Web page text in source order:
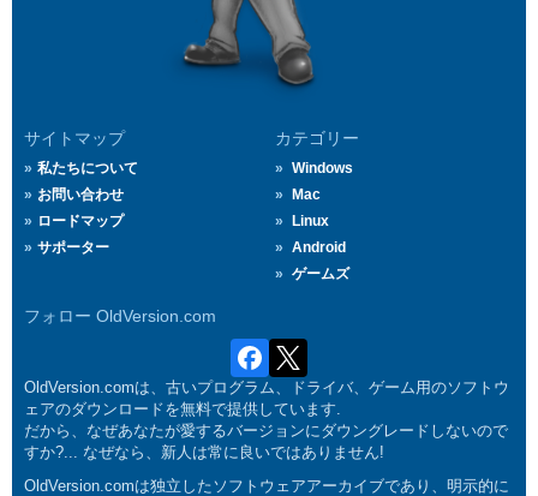
サイトマップ
私たちについて
お問い合わせ
ロードマップ
サポーター
カテゴリー
Windows
Mac
Linux
Android
ゲームズ
フォロー OldVersion.com
OldVersion.comは、古いプログラム、ドライバ、ゲーム用のソフトウ
ェアのダウンロードを無料で提供しています.
だから、なぜあなたが愛するバージョンにダウングレードしないので
すか?... なぜなら、新人は常に良いではありません!
OldVersion.comは独立したソフトウェアアーカイブであり、明示的に